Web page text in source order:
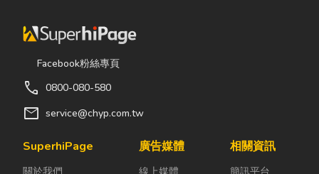
濕氣會躲進看
不到的地方持
續發酵。常見
更衣間、衣帽
間： 精品包、
藏最怕潮濕，
是最快速心較
的原理及建議
置。 工廠排風
扇｜改善溫度
關產品。 無論
Facebook粉絲專頁
call 0800-080-580
mail service@chyp.com.tw
SuperhiPage
關於我們
廣告媒體
線上媒體
相關資訊
簡訊平台